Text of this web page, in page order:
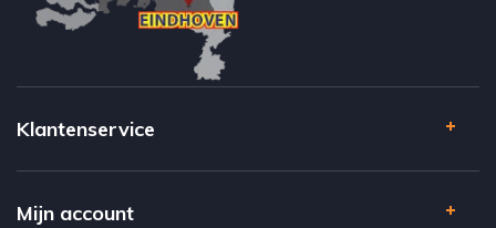
Klantenservice
Mijn account